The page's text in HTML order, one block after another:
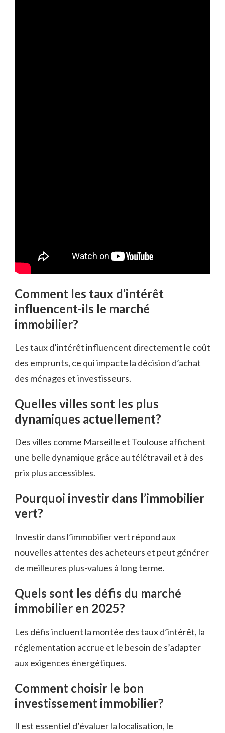
Comment les taux d’intérêt
influencent-ils le marché
immobilier?
Les taux d’intérêt influencent directement le coût
des emprunts, ce qui impacte la décision d’achat
des ménages et investisseurs.
Quelles villes sont les plus
dynamiques actuellement?
Des villes comme Marseille et Toulouse affichent
une belle dynamique grâce au télétravail et à des
prix plus accessibles.
Pourquoi investir dans l’immobilier
vert?
Investir dans l’immobilier vert répond aux
nouvelles attentes des acheteurs et peut générer
de meilleures plus-values à long terme.
Quels sont les défis du marché
immobilier en 2025?
Les défis incluent la montée des taux d’intérêt, la
réglementation accrue et le besoin de s’adapter
aux exigences énergétiques.
Comment choisir le bon
investissement immobilier?
Il est essentiel d’évaluer la localisation, le